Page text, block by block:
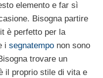
elemento e far sì
Bisogna partire
è perfetto per la
i segnatempo non sono
trovare un
il proprio stile di vita e